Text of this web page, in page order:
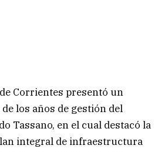
Corrientes presentó un
los años de gestión del
Tassano, en el cual destacó la
integral de infraestructura